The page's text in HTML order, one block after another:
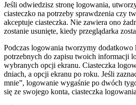
Jeśli odwiedzisz stronę logowania,
ciasteczko na potrzeby sprawdzenia czy
akceptuje ciasteczka. Nie zawiera ono
zostanie usunięte, kiedy przeglądarka
Podczas logowania tworzymy dodatkowo
potrzebnych do zapisu twoich informacji
wybranych opcji ekranu. Ciasteczka
dniach, a opcji ekranu po roku. Jeśli
mnie”, logowanie wygaśnie po dwóch
się ze swojego konta, ciasteczka